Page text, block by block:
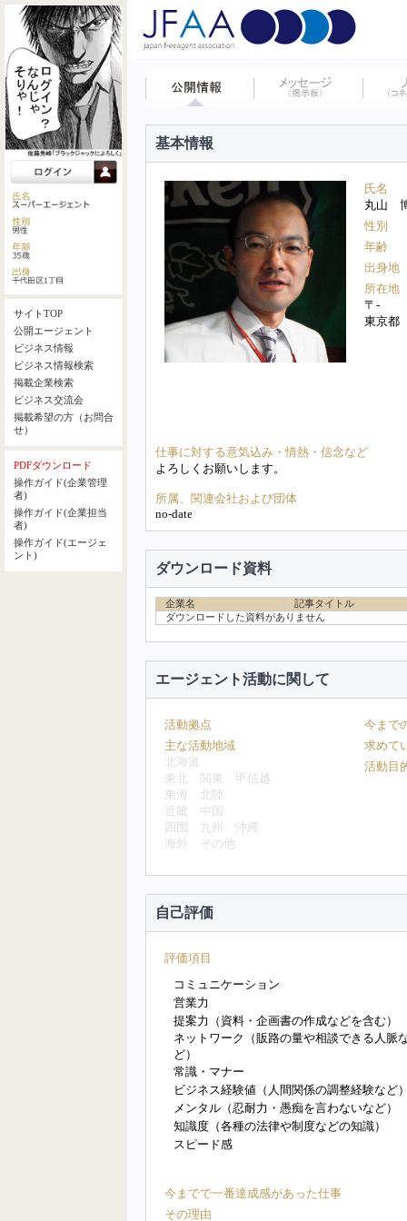
サイトTOP
公開エージェント
ビジネス情報
ビジネス情報検索
掲載企業検索
ビジネス交流会
掲載希望の方（お問合
せ）
PDFダウンロード
操作ガイド(企業管理
者)
操作ガイド(企業担当
者)
操作ガイド(エージェ
ント)
基本情報
氏名
丸山
性別
年齢
出身地
所在地
〒-
東京都
仕事に対する意気込み・情熱・信念など
よろしくお願いします。
所属、関連会社および団体
no-date
ダウンロード資料
企業名
記事タイトル
ダウンロードした資料がありません
エージェント活動に関して
活動拠点
主な活動地域
北海道
東北
関東
甲信越
東海
北陸
近畿
中国
四国
九州
沖縄
海外
その他
今まで
求めて
活動目
自己評価
評価項目
コミュニケーション
営業力
提案力（資料・企画書の作成などを含む）
ネットワーク（販路の量や相談できる人脈
ど）
常識・マナー
ビジネス経験値（人間関係の調整経験など
メンタル（忍耐力・愚痴を言わないなど）
知識度（各種の法律や制度などの知識）
スピード感
今までで一番達成感があった仕事
その理由